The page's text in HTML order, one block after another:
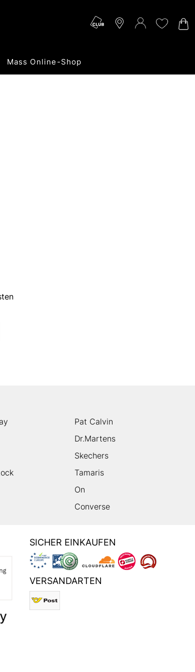
Mass Online-Shop
Pat Calvin
Dr.Martens
Skechers
Tamaris
On
Converse
SICHER EINKAUFEN
VERSANDARTEN